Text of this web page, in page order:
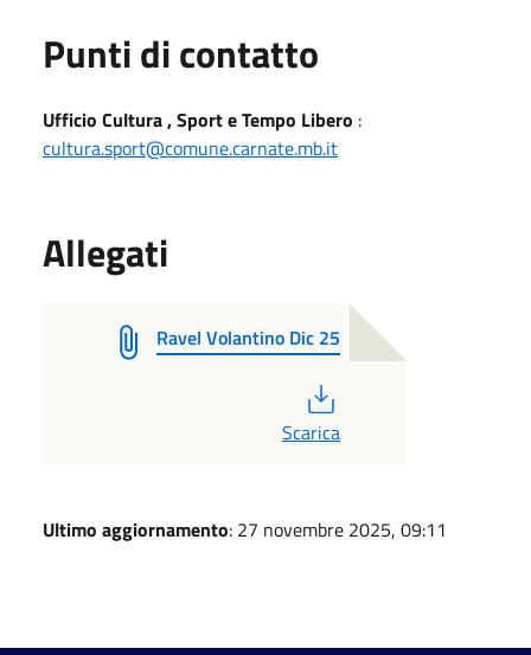
Punti di contatto
Ufficio Cultura , Sport e Tempo Libero :
cultura.sport@comune.carnate.mb.it
Allegati
Ravel Volantino Dic 25
Scarica
Ultimo aggiornamento: 27 novembre 2025, 09:11